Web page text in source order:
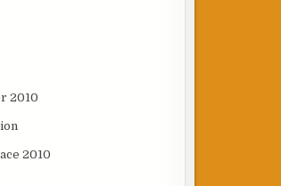
2010
2010